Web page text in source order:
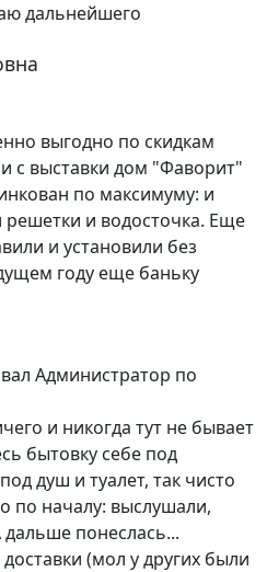
дальнейшего
выгодно по скидкам
с выставки дом "Фаворит"
по максимуму: и
и водосточка. Еще
и установили без
году еще баньку
Администратор по
и никогда тут не бывает
бытовку себе под
душ и туалет, так чисто
по началу: выслушали,
понеслась...
(мол у других были